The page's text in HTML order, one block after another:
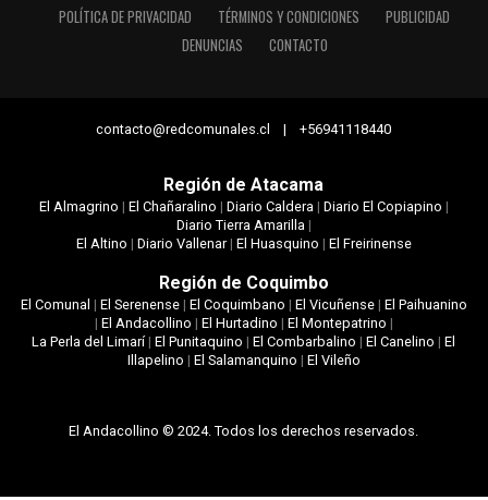
POLÍTICA DE PRIVACIDAD
TÉRMINOS Y CONDICIONES
PUBLICIDAD
DENUNCIAS
CONTACTO
contacto@redcomunales.cl | +56941118440
Región de Atacama
El Almagrino | El Chañaralino | Diario Caldera| Diario El Copiapino |
Diario Tierra Amarilla|
El Altino | Diario Vallenar| El Huasquino | El Freirinense
Región de Coquimbo
El Comunal | El Serenense| El Coquimbano | El Vicuñense| El Paihuanino
| El Andacollino | El Hurtadino | El Montepatrino |
La Perla del Limarí|El Punitaquino |El Combarbalino |El Canelino |El
Illapelino | El Salamanquino | El Vileño
El Andacollino © 2024. Todos los derechos reservados.